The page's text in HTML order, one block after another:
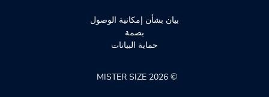
بيان بشأن إمكانية الوصول
بصمة
حماية البيانات
© 2026 MISTER SIZE